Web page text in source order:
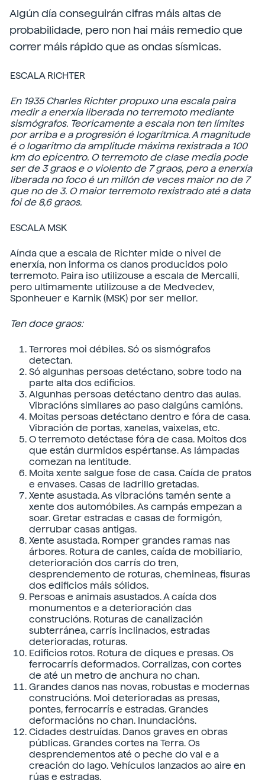
Algún día conseguirán cifras máis altas de
probabilidade, pero non hai máis remedio que
correr máis rápido que as ondas sísmicas.
ESCALA RICHTER
En 1935 Charles Richter propuxo una escala paira
medir a enerxía liberada no terremoto mediante
sismógrafos. Teoricamente a escala non ten límites
por arriba e a progresión é logarítmica. A magnitude
é o logaritmo da amplitude máxima rexistrada a 100
km do epicentro. O terremoto de clase media pode
ser de 3 graos e o violento de 7 graos, pero a enerxía
liberada no foco é un millón de veces maior no de 7
que no de 3. O maior terremoto rexistrado até a data
foi de 8,6 graos.
ESCALA MSK
Aínda que a escala de Richter mide o nivel de
enerxía, non informa os danos producidos polo
terremoto. Paira iso utilizouse a escala de Mercalli,
pero ultimamente utilizouse a de Medvedev,
Sponheuer e Karnik (MSK) por ser mellor.
Ten doce graos:
Terrores moi débiles. Só os sismógrafos
detectan.
Só algunhas persoas detéctano, sobre todo na
parte alta dos edificios.
Algunhas persoas detéctano dentro das aulas.
Vibracións similares ao paso dalgúns camións.
Moitas persoas detéctano dentro e fóra de casa.
Vibración de portas, xanelas, vaixelas, etc.
O terremoto detéctase fóra de casa. Moitos dos
que están durmidos espértanse. As lámpadas
comezan na lentitude.
Moita xente salgue fose de casa. Caída de pratos
e envases. Casas de ladrillo gretadas.
Xente asustada. As vibracións tamén sente a
xente dos automóbiles. As campás empezan a
soar. Gretar estradas e casas de formigón,
derrubar casas antigas.
Xente asustada. Romper grandes ramas nas
árbores. Rotura de canles, caída de mobiliario,
deterioración dos carrís do tren,
desprendemento de roturas, chemineas, fisuras
dos edificios máis sólidos.
Persoas e animais asustados. A caída dos
monumentos e a deterioración das
construcións. Roturas de canalización
subterránea, carrís inclinados, estradas
deterioradas, roturas.
Edificios rotos. Rotura de diques e presas. Os
ferrocarrís deformados. Corralizas, con cortes
de até un metro de anchura no chan.
Grandes danos nas novas, robustas e modernas
construcións. Moi deterioradas as presas,
pontes, ferrocarrís e estradas. Grandes
deformacións no chan. Inundacións.
Cidades destruídas. Danos graves en obras
públicas. Grandes cortes na Terra. Os
desprendementos até o peche do val e a
creación do lago. Vehículos lanzados ao aire en
rúas e estradas.